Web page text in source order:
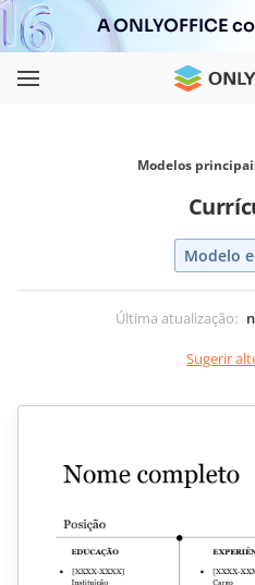
A ONLYOFFICE
Modelos
Modelo
Última atualização:
Sugerir